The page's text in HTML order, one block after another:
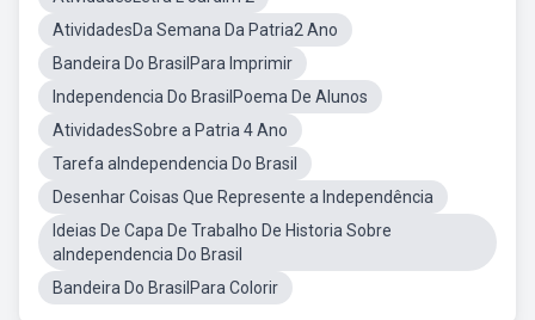
AtividadesDa Semana Da Patria2 Ano
Bandeira Do BrasilPara Imprimir
Independencia Do BrasilPoema De Alunos
AtividadesSobre a Patria 4 Ano
Tarefa aIndependencia Do Brasil
Desenhar Coisas Que Represente a Independência
Ideias De Capa De Trabalho De Historia Sobre
aIndependencia Do Brasil
Bandeira Do BrasilPara Colorir